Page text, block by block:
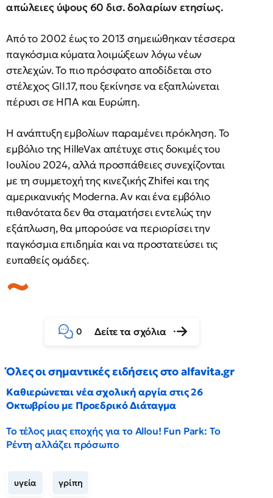
απώλειες ύψους 60 δισ. δολαρίων ετησίως.
Από το 2002 έως το 2013 σημειώθηκαν τέσσερα
παγκόσμια κύματα λοιμώξεων λόγω νέων
στελεχών. Το πιο πρόσφατο αποδίδεται στο
στέλεχος GII.17, που ξεκίνησε να εξαπλώνεται
πέρυσι σε ΗΠΑ και Ευρώπη.
Η ανάπτυξη εμβολίων παραμένει πρόκληση. Το
εμβόλιο της HilleVax απέτυχε στις δοκιμές του
Ιουλίου 2024, αλλά προσπάθειες συνεχίζονται
με τη συμμετοχή της κινεζικής Zhifei και της
αμερικανικής Moderna. Αν και ένα εμβόλιο
πιθανότατα δεν θα σταματήσει εντελώς την
εξάπλωση, θα μπορούσε να περιορίσει την
παγκόσμια επιδημία και να προστατεύσει τις
ευπαθείς ομάδες.
0 Δείτε τα σχόλια
Όλες οι σημαντικές ειδήσεις στο alfavita.gr
Καθιερώνεται νέα σχολική αργία στις 26
Οκτωβρίου με Προεδρικό Διάταγμα
Το τέλος μιας εποχής για το Allou! Fun Park: Το
Ρέντη αλλάζει πρόσωπο
υγεία γρίπη